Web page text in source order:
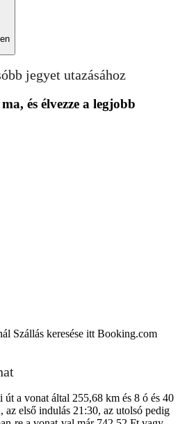
jegyet utazásához
és élvezze a legjobb
Szállás keresése itt Booking.com
út a vonat által 255,68 km és 8 ó és 40
az első indulás 21:30, az utolsó pedig